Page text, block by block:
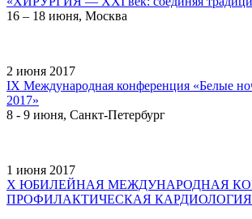
16 – 18 июня, Москва
2 июня 2017
IX Международная конференция «Белые
2017»
8 - 9 июня, Санкт-Петербург
1 июня 2017
Х ЮБИЛЕЙНАЯ МЕЖДУНАРОДНАЯ
ПРОФИЛАКТИЧЕСКАЯ КАРДИОЛОГИЯ